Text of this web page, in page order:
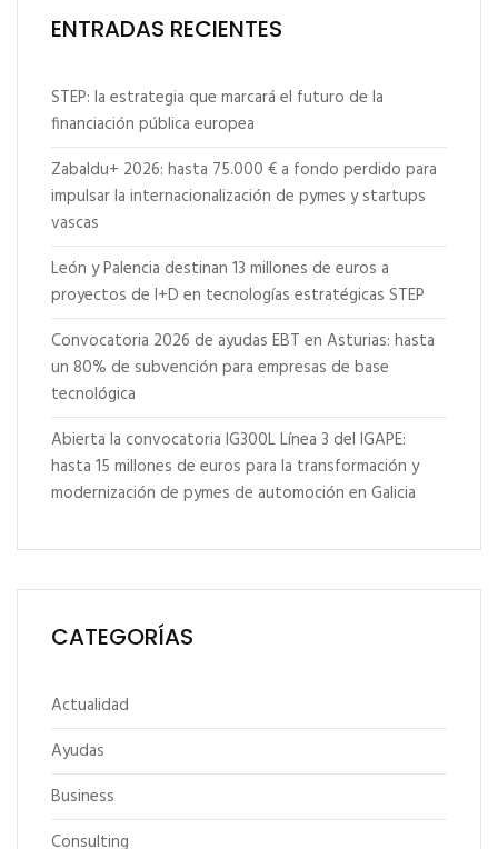
ENTRADAS RECIENTES
STEP: la estrategia que marcará el futuro de la
financiación pública europea
Zabaldu+ 2026: hasta 75.000 € a fondo perdido para
impulsar la internacionalización de pymes y startups
vascas
León y Palencia destinan 13 millones de euros a
proyectos de I+D en tecnologías estratégicas STEP
Convocatoria 2026 de ayudas EBT en Asturias: hasta
un 80% de subvención para empresas de base
tecnológica
Abierta la convocatoria IG300L Línea 3 del IGAPE:
hasta 15 millones de euros para la transformación y
modernización de pymes de automoción en Galicia
CATEGORÍAS
Actualidad
Ayudas
Business
Consulting